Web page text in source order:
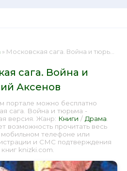
» Московская сага. Война и тюрьма - Василий Аксенов 📕 - Книга онлайн бесплатно
сага. Война и
Аксенов
портале можно бесплатно
сага. Война и тюрьма -
версия. Жанр: Книги / Драма
возможность прочитать весь
мобильном телефоне или
и СМС подтверждения
knizki.com.